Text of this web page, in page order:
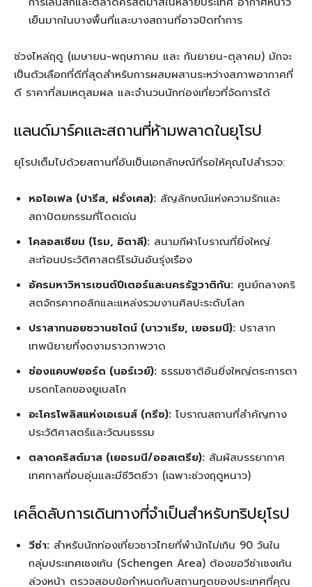
เย็นมากในบางพื้นที่และบางสถานที่อาจปิดทำการ
ช่วงไหล่ฤดู (เมษายน-พฤษภาคม และ กันยายน-ตุลาคม) มักจะ
เป็นตัวเลือกที่ดีที่สุดสำหรับการผสมผสานระหว่างสภาพอากาศที่
ดี ราคาที่สมเหตุสมผล และจำนวนนักท่องเที่ยวที่จัดการได้
แลนด์มาร์คและสถานที่ห้ามพลาดในยุโรป
ยุโรปเต็มไปด้วยสถานที่อันเป็นเอกลักษณ์ที่รอให้คุณไปสำรวจ:
หอไอเฟล (ปารีส, ฝรั่งเศส): สัญลักษณ์แห่งความรักและ
สถาปัตยกรรมที่โดดเด่น
โคลอสเซียม (โรม, อิตาลี): สนามกีฬาโบราณที่ยิ่งใหญ่
สะท้อนประวัติศาสตร์โรมันอันรุ่งเรือง
อัครมหาวิหารเซนต์ปีเตอร์และนครรัฐวาติกัน: ศูนย์กลางคริ
สตจักรคาทอลิกและแหล่งรวมงานศิลปะระดับโลก
ปราสาทนอยชวานชไตน์ (บาวาเรีย, เยอรมนี): ปราสาท
เทพนิยายที่งดงามราวภาพวาด
ช่องแคบฟยอร์ด (นอร์เวย์): ธรรมชาติอันยิ่งใหญ่ตระการตา
มรดกโลกของยูเนสโก
อะโครโพลิสแห่งเอเธนส์ (กรีซ): โบราณสถานที่สำคัญทาง
ประวัติศาสตร์และวัฒนธรรม
ตลาดคริสต์มาส (เยอรมนี/ออสเตรีย): สัมผัสบรรยากาศ
เทศกาลที่อบอุ่นและมีชีวิตชีวา (เฉพาะช่วงฤดูหนาว)
เคล็ดลับการเดินทางที่จำเป็นสำหรับทริปยุโรป
วีซ่า: สำหรับนักท่องเที่ยวชาวไทยที่พำนักไม่เกิน 90 วันใน
กลุ่มประเทศเชงเก้น (Schengen Area) ต้องขอวีซ่าเชงเก้น
ล่วงหน้า ตรวจสอบข้อกำหนดกับสถานทูตของประเทศที่คุณ